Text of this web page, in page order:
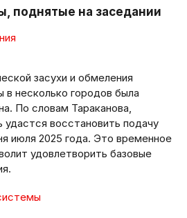
поднятые на заседании
засухи и обмеления
несколько городов была
По словам Тараканова,
удастся восстановить подачу
июля 2025 года. Это временное
удовлетворить базовые